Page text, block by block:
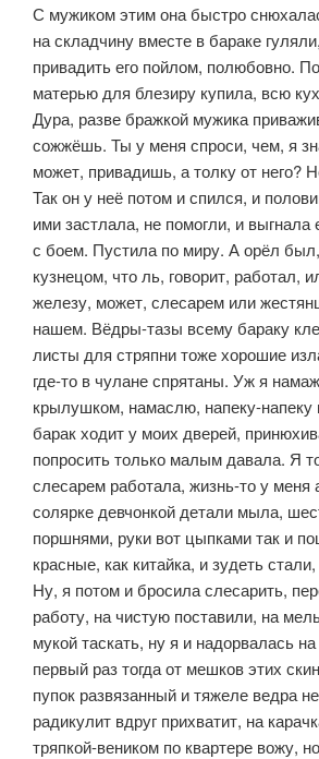
С мужиком этим она быстро
на складчи­ну вместе в бараке
привадить его пойлом, полюбов­но.
матерью для блезиру купила, всю
Дура, разве бражкой мужика
сожжёшь. Ты у меня спроси, чем, я
может, привадишь, а толку от него?
Так он у неё потом и спился, и
ими застлала, не помогли, и выгнала
с боем. Пу­стила по миру. А орёл был,
кузнецом, что ль, говорит, рабо­тал,
железу, может, слесарем или
нашем. Вёдры-тазы всему бараку
листы для стряп­ни тоже хорошие
где-то в чулане спрятаны. Уж я
крылушком, намаслю, напеку-напеку
барак ходит у моих дверей,
попросить только малым давала. Я
слесарем работала, жизнь-то у
соляр­ке девчонкой детали мыла,
поршнями, руки вот цыпками так и
красные, как китайка, и зудеть
Ну, я потом и бросила слесарить,
работу, на чистую по­ставили, на
мукой таскать, ну я и надорвалась
первый раз тогда от мешков этих
пупок развязанный и тяжеле ведра
радикулит вдруг прихватит, на
тряпкой-веником по квартере вожу,